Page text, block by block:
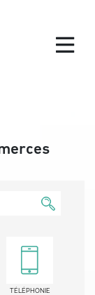
TÉLÉPHONIE